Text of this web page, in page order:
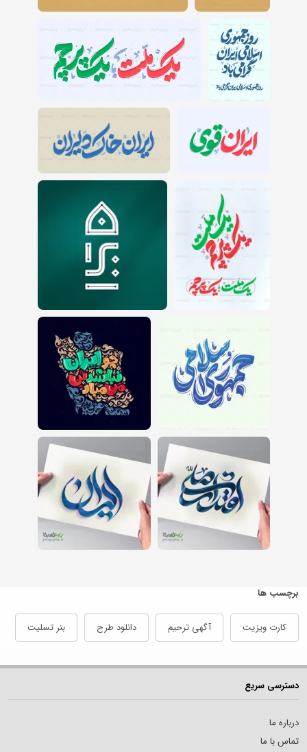
برچسب ها
کارت ویزیت آگهی ترحیم دانلود طرح بنر تسلیت
دسترسی سریع
درباره ما
تماس با ما